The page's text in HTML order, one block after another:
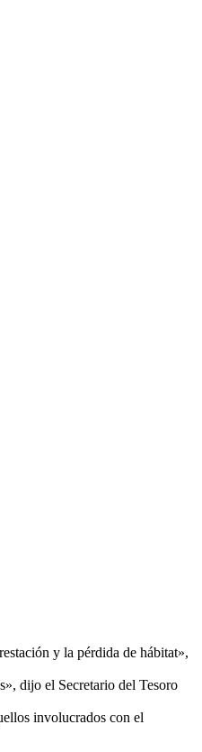
y la pérdida de hábitat»,
dijo el Secretario del Tesoro
involucrados con el